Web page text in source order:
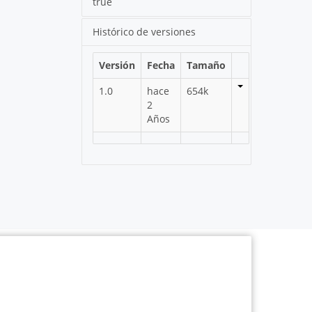
Histórico de versiones
Versión Fecha
Tamaño
1.0
hace
2
Años
654k